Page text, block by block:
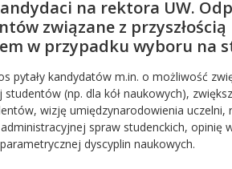
na rektora UW.
związane z
w przypadku wyboru na
pytały kandydatów m.in. o możliwość
studentów (np. dla kół naukowych),
wizję umiędzynarodowienia
spraw studenckich, opinię
dyscyplin naukowych.